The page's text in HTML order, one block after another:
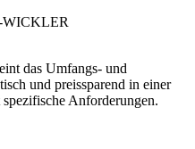
das Umfangs- und
und preissparend in einer
Anforderungen.